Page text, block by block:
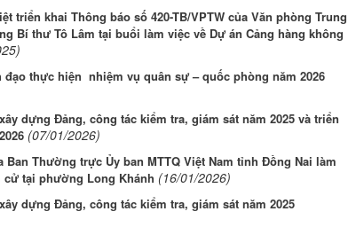
triển khai Thông báo số 420-TB/VPTW của Văn phòng Trung
Bí thư Tô Lâm tại buổi làm việc về Dự án Cảng hàng không
thực hiện nhiệm vụ quân sự – quốc phòng năm 2026
dựng Đảng, công tác kiểm tra, giám sát năm 2025 và triển
(07/01/2026)
Ban Thường trực Ủy ban MTTQ Việt Nam tỉnh Đồng Nai làm
cử tại phường Long Khánh (16/01/2026)
dựng Đảng, công tác kiểm tra, giám sát năm 2025